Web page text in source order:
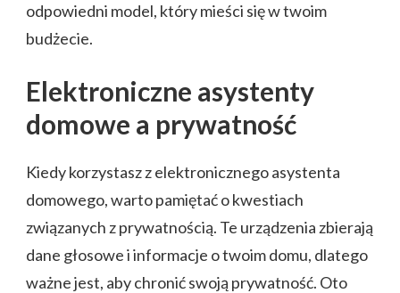
odpowiedni model, który mieści się w twoim
budżecie.
Elektroniczne asystenty
domowe a prywatność
Kiedy korzystasz z elektronicznego asystenta
domowego, warto pamiętać o kwestiach
związanych z prywatnością. Te urządzenia zbierają
dane głosowe i informacje o twoim domu, dlatego
ważne jest, aby chronić swoją prywatność. Oto